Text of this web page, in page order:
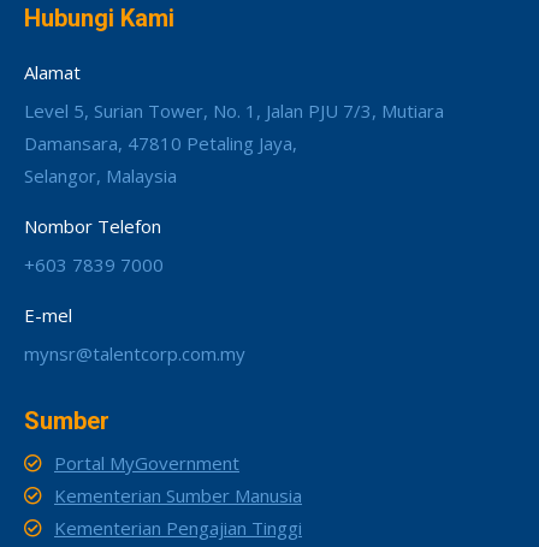
Hubungi Kami
Alamat
Level 5, Surian Tower, No. 1, Jalan PJU 7/3, Mutiara
Damansara, 47810 Petaling Jaya,
Selangor, Malaysia
Nombor Telefon
+603 7839 7000
E-mel
mynsr@talentcorp.com.my
Sumber
Portal MyGovernment
Kementerian Sumber Manusia
Kementerian Pengajian Tinggi